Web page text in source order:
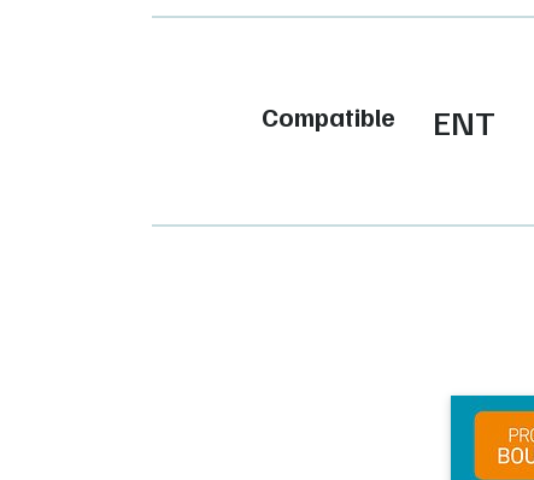
Compatible ENT